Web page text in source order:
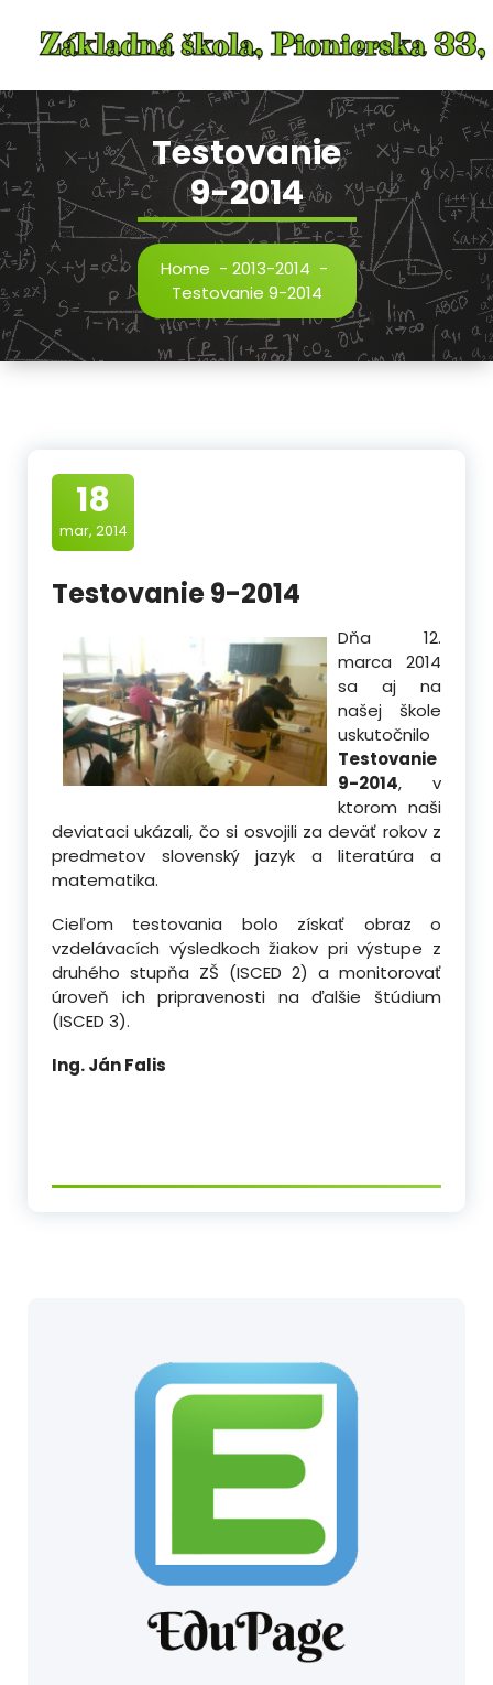
content
Testovanie
9-2014
Home - 2013-2014 -
Testovanie 9-2014
18
mar, 2014
Testovanie 9-2014
Dňa 12.
marca 2014
sa aj na
našej škole
uskutočnilo
Testovanie
9-2014, v
ktorom naši
deviataci ukázali, čo si osvojili za deväť rokov z
predmetov slovenský jazyk a literatúra a
matematika.
Cieľom testovania bolo získať obraz o
vzdelávacích výsledkoch žiakov pri výstupe z
druhého stupňa ZŠ (ISCED 2) a monitorovať
úroveň ich pripravenosti na ďalšie štúdium
(ISCED 3).
Ing. Ján Falis